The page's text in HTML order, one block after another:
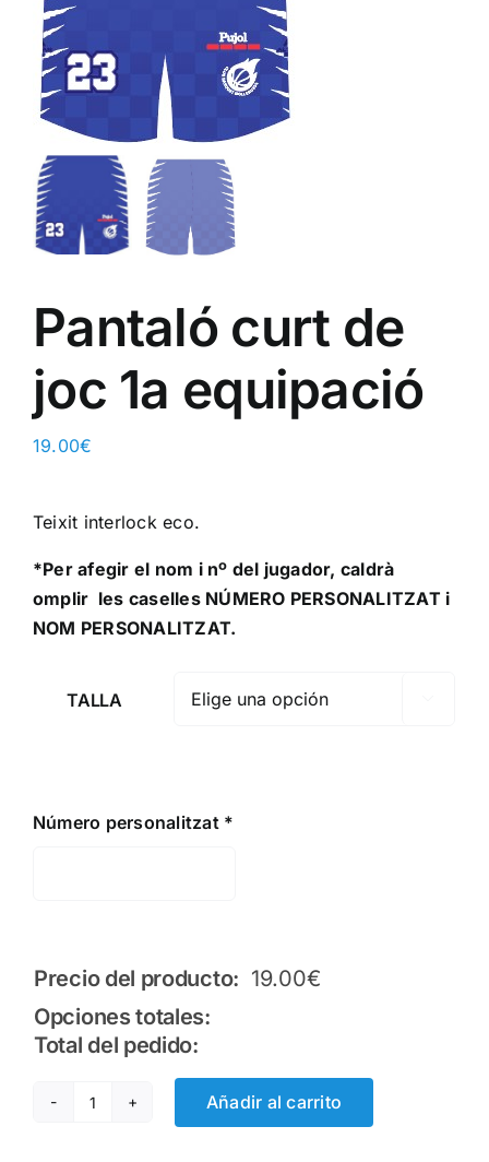
ALTAN QR
Sanitario
TIENDA
TRABAJOS REALIZADOS
CONTACTO
CATÁLOGOS
Pantaló curt de
joc 1a equipació
19.00€
Teixit interlock eco.
*Per afegir el nom i nº del jugador, caldrà
omplir les caselles NÚMERO PERSONALITZAT i
NOM PERSONALITZAT.
TALLA
Número personalitzat *
Precio del producto: 19.00€
Opciones totales:
Total del pedido:
Pantaló
Añadir al carrito